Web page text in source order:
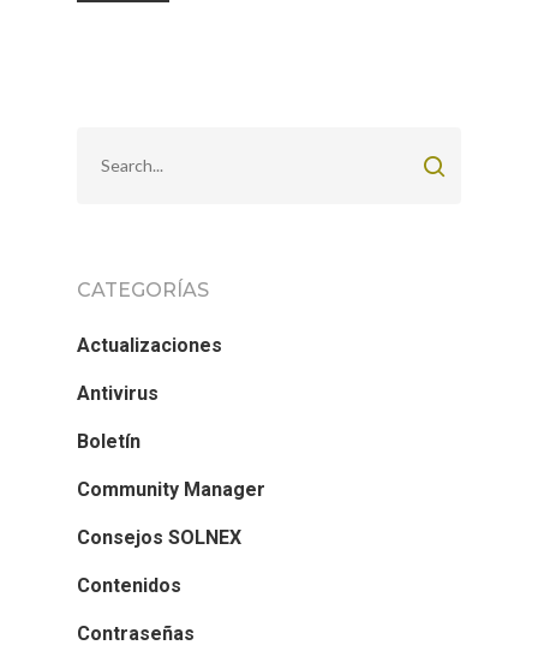
CATEGORÍAS
Actualizaciones
Antivirus
Boletín
Community Manager
Consejos SOLNEX
Contenidos
Contraseñas